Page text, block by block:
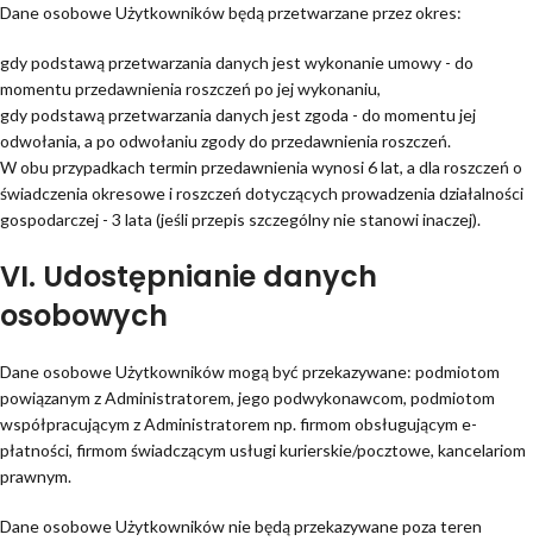
Dane osobowe Użytkowników będą przetwarzane przez okres:
gdy podstawą przetwarzania danych jest wykonanie umowy - do
momentu przedawnienia roszczeń po jej wykonaniu,
gdy podstawą przetwarzania danych jest zgoda - do momentu jej
odwołania, a po odwołaniu zgody do przedawnienia roszczeń.
W obu przypadkach termin przedawnienia wynosi 6 lat, a dla roszczeń o
świadczenia okresowe i roszczeń dotyczących prowadzenia działalności
gospodarczej - 3 lata (jeśli przepis szczególny nie stanowi inaczej).
VI. Udostępnianie danych
osobowych
Dane osobowe Użytkowników mogą być przekazywane: podmiotom
powiązanym z Administratorem, jego podwykonawcom, podmiotom
współpracującym z Administratorem np. firmom obsługującym e-
płatności, firmom świadczącym usługi kurierskie/pocztowe, kancelariom
prawnym.
Dane osobowe Użytkowników nie będą przekazywane poza teren